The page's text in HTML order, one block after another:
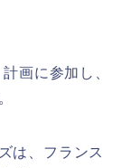
画に参加し、
は、フランス